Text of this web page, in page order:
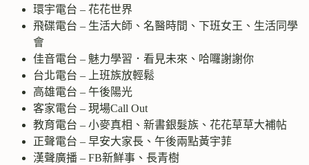
環宇電台 – 花花世界
飛碟電台 – 生活大師、名醫時間、下班女王、生活同學
會
佳音電台 – 魅力學習．看見未來、哈囉謝謝你
台北電台 – 上班族放輕鬆
高雄電台 – 午後陽光
客家電台 – 現場Call Out
教育電台 – 小麥真相、新書銀髮族、花花草草大補帖
正聲電台 – 早安大家長、午後兩點黃宇菲
漢聲廣播 – FB新鮮事、長青樹